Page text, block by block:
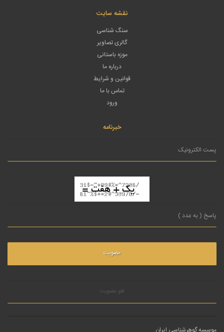
نقشه سایت
سنگ شناسی
گالری تصاویر
موزه باستانی
درباره ما
قوانین و شرایط
تماس با ما
ورود
خبرنامه
لغو عضویت